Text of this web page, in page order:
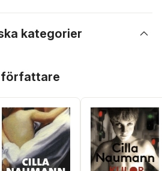
kategorier
författare